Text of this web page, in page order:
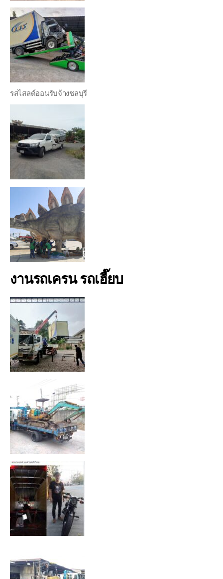
รสไสลด์ออนรับจ้างชลบุรี
งานรถเครน รถเฮี๊ยบ